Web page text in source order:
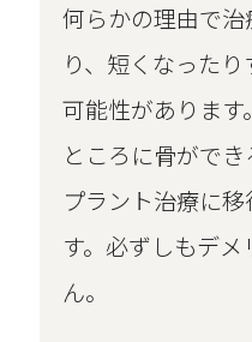
何らかの理由で
り、短くなった
可能性がありま
ところに骨がで
プラント治療に
す。必ずしもデ
ん。